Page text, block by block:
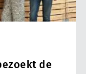
de